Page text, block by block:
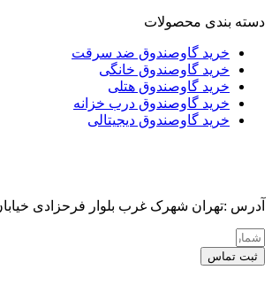
دسته بندی محصولات
خرید گاوصندوق ضد سرقت
خرید گاوصندوق خانگی
خرید گاوصندوق هتلی
خرید گاوصندوق درب خزانه
خرید گاوصندوق دیجیتالی
آدرس :تهران شهرک غرب بلوار فرحزادی خیابان
ثبت تماس